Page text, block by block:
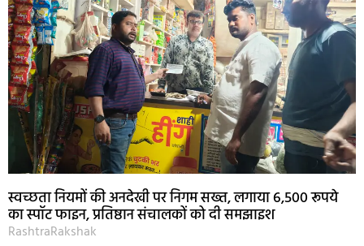
स्वच्छता नियमों की अनदेखी पर निगम सख्त, लगाया 6,500 रूपये
का स्पॉट फाइन, प्रतिष्ठान संचालकों को दी समझाइश
RashtraRakshak